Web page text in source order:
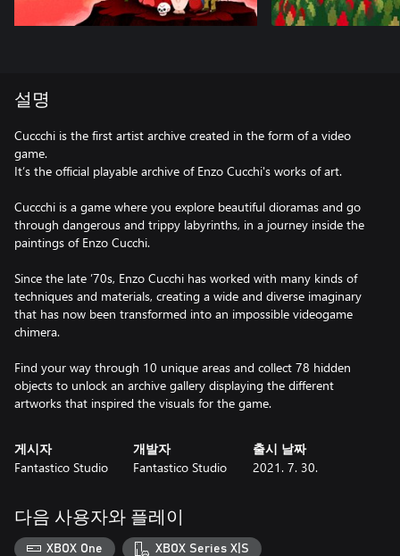
설명
Cuccchi is the first artist archive created in the form of a video
game.
It’s the official playable archive of Enzo Cucchi's works of art.
Cuccchi is a game where you explore beautiful dioramas and go
through dangerous and trippy labyrinths, in a journey inside the
paintings of Enzo Cucchi.
Since the late ’70s, Enzo Cucchi has worked with many kinds of
techniques and materials, creating a wide and diverse imaginary
that has now been transformed into an impossible videogame
chimera.
Find your way through 10 unique areas and collect 78 hidden
objects to unlock an archive gallery displaying the different
게시자
Fantastico Studio
개발자
Fantastico Studio
출시 날짜
2021. 7. 30.
다음 사용자와 플레이
XBOX One XBOX Series X|S